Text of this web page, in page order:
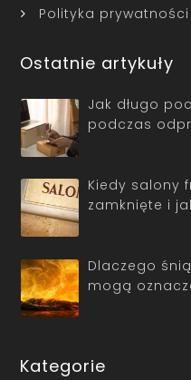
Polityka prywatności
Ostatnie artykuły
Jak długo
podczas
Kiedy salony
zamknięte i
Dlaczego
mogą
Kategorie